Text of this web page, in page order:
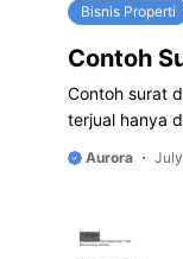
Bisnis Properti
Contoh
Contoh surat
terjual hanya
Aurora